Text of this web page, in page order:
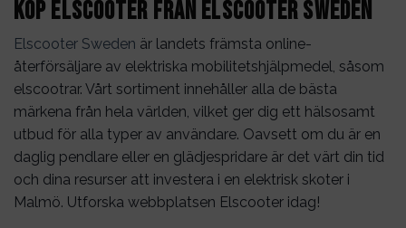
Köp elscooter från Elscooter Sweden
Elscooter Sweden är landets främsta online-
återförsäljare av elektriska mobilitetshjälpmedel, såsom
elscootrar. Vårt sortiment innehåller alla de bästa
märkena från hela världen, vilket ger dig ett hälsosamt
utbud för alla typer av användare. Oavsett om du är en
daglig pendlare eller en glädjespridare är det värt din tid
och dina resurser att investera i en elektrisk skoter i
Malmö. Utforska webbplatsen Elscooter idag!